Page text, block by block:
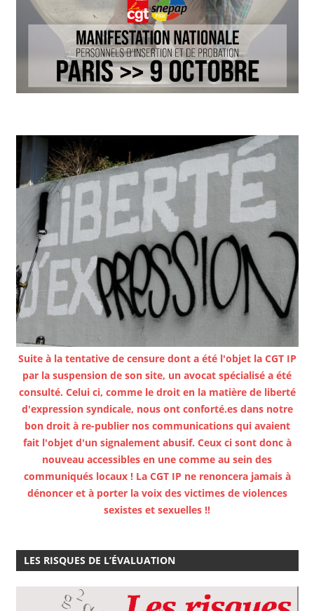
Suite à la tentative de censure dont a été l'objet la CGT IP
par la suspension de son site, un avocat spécialisé a été
consulté. Celui ci, comme le droit en la matière de liberté
d'expression syndicale, nous ont conforté.es dans notre
bon droit à re-publier nos communications qui avaient
fait l'objet d'un signalement abusif. Ceux ci sont donc à
nouveau accessibles en une comme au sein des
communiqués locaux ! La CGT IP ne renoncera jamais à
dénoncer et à porter la voix des victimes de violences
sexistes et sexuelles !!
LES RISQUES DE L’ÉVALUATION